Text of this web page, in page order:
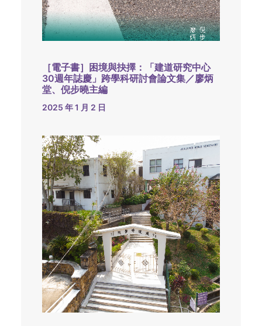
［電子書］困境與抉擇：「建道研究中心
30週年誌慶」跨學科研討會論文集／廖炳
堂、倪步曉主編
2025 年 1 月 2 日